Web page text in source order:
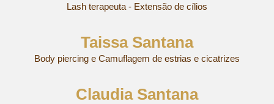
Lash terapeuta - Extensão de cílios
Taissa Santana
Body piercing e Camuflagem de estrias e cicatrizes
Claudia Santana